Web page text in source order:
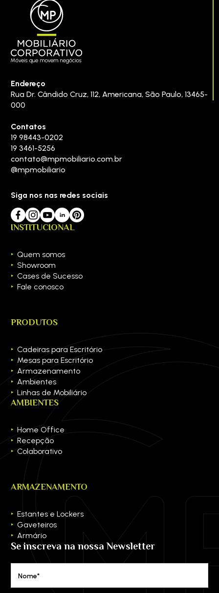
Endereço
Rua Dr. Cândido Cruz, 112,Americana,São Paulo,13465-
000
Contatos
19 98443-0202
19 3461-5256
contato@mpmobiliario.com.br
@mpmobiliario
Siga nos nas redes sociais
INSTITUCIONAL
Quem somos
Showroom
Cases de Sucesso
Fale conosco
PRODUTOS
Cadeiras para Escritório
Mesas para Escritório
Armazenamento
Ambientes
Linhas de Mobiliário
AMBIENTES
Home Office
Recepção
Colaborativo
ARMAZENAMENTO
Estantes e Lockers
Gaveteiros
Armário
Se inscreva na nossa Newsletter
Nome*